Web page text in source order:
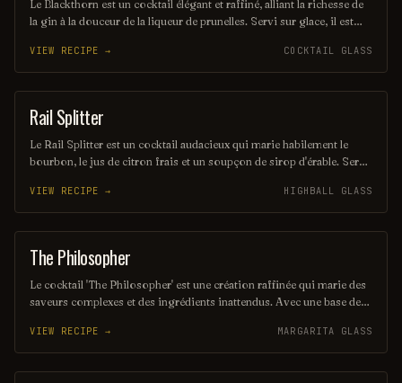
Le Blackthorn est un cocktail élégant et raffiné, alliant la richesse de
la gin à la douceur de la liqueur de prunelles. Servi sur glace, il est
équilibre parfaitement les saveurs. Ce mélange savoureux évoque
des notes fruitées et épicées, parfait pour les amateurs de cocktails
classiques.
VIEW RECIPE → COCKTAIL GLASS
COCKTAIL
Rail Splitter
Le Rail Splitter est un cocktail audacieux qui marie habilement le
bourbon, le jus de citron frais et un soupçon de sirop d'érable. Servi
évoquant les saveurs rustiques du terroir américain. Parfait pour les
amateurs de cocktails classiques revisités, il saura séduire vos
papilles.
VIEW RECIPE → HIGHBALL GLASS
COCKTAIL
The Philosopher
Le cocktail 'The Philosopher' est une création raffinée qui marie des
saveurs complexes et des ingrédients inattendus. Avec une base de
d'agrumes, il invite à la réflexion et à la contemplation. Ce breuvage
élégant est parfait pour ceux qui aiment savourer chaque gorgée
tout en discutant des grandes questions de la vie.
VIEW RECIPE → MARGARITA GLASS